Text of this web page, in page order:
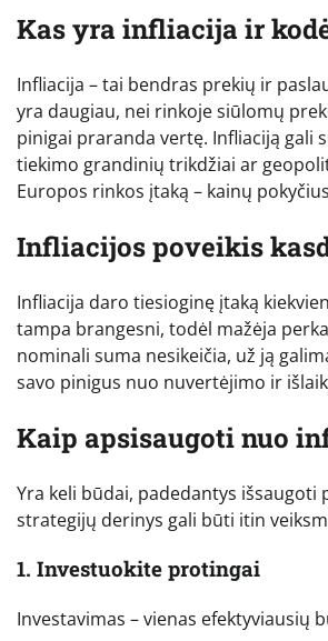
Kas yra infliacija ir
Infliacija – tai bendras prekių ir
yra daugiau, nei rinkoje siūlomų
pinigai praranda vertę. Infliaciją gali
tiekimo grandinių trikdžiai ar
Europos rinkos įtaką – kainų
Infliacijos poveikis
Infliacija daro tiesioginę įtaką
tampa brangesni, todėl mažėja
nominali suma nesikeičia, už ją
savo pinigus nuo nuvertėjimo ir
Kaip apsisaugoti nuo
Yra keli būdai, padedantys
strategijų derinys gali būti itin
1. Investuokite protingai
Investavimas – vienas efektyviausių